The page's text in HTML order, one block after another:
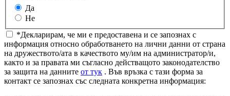
Да
Не
*Декларирам, че ми е предоставена и се запознах с
информация относно обработването на лични данни от страна
на дружеството/ата в качеството му/им на администратор/и,
както и за правата ми съгласно действащото законодателство
за защита на данните от тук . Във връзка с тази форма за
контакт се запознах със следната конкретна информация: